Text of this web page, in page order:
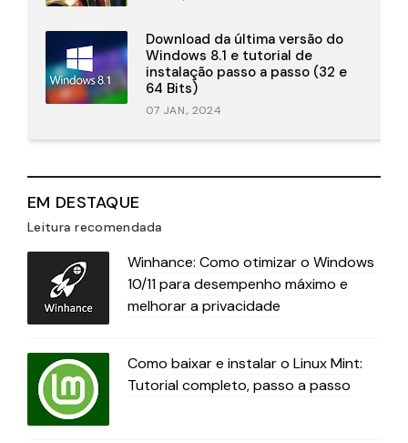
Download da última versão do
Windows 8.1 e tutorial de
instalação passo a passo (32 e
64 Bits)
07 JAN., 2024
EM DESTAQUE
Leitura recomendada
Winhance: Como otimizar o Windows
10/11 para desempenho máximo e
melhorar a privacidade
Como baixar e instalar o Linux Mint:
Tutorial completo, passo a passo